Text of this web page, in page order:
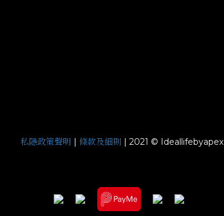
私隱政策聲明 | 條款及細則 | 2021 © Ideallifebyapex